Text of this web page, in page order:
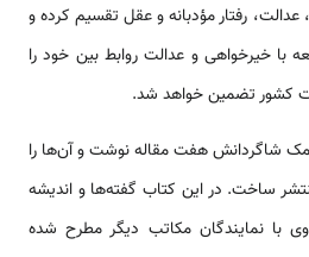
عدالت، رفتار مؤدبانه و عقل تقسیم کرده و
با خیرخواهی و عدالت روابط بین خود را
کشور تضمین خواهد شد.
شاگردانش هفت مقاله نوشت و آن‌ها را
ساخت. در این کتاب گفته­‌ها و اندیشه­‌
با نمایندگان مکاتب دیگر مطرح شده